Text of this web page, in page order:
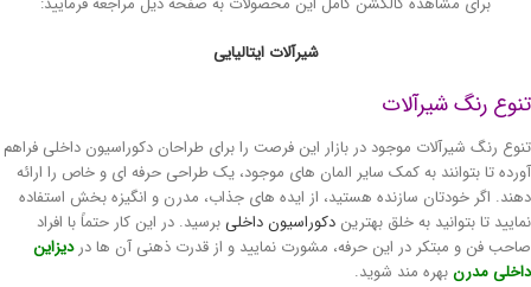
شیرآلات ایتالیایی
رنگ شیرآلات
رنگ شیرآلات موجود در بازار این فرصت را برای طراحان دکوراسیون داخلی فراهم
تا بتوانند به کمک سایر المان های موجود، یک طراحی حرفه ای و خاص را ارائه
اگر خودتان سازنده هستید، از ایده های جذاب، مدرن و انگیزه بخش استفاده
تا بتوانید به خلق بهتریندکوراسیون داخلیبرسید. در این کار حتماً با افراد
فن و مبتکر در این حرفه، مشورت نمایید و از قدرت ذهنی آن ها دردیزاین
مدرنبهره مند شوید.